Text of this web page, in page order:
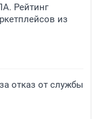
Рейтинг
из
отказ от службы